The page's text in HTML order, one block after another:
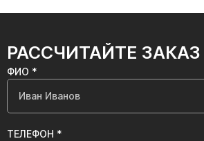
РАССЧИТАЙТЕ ЗАКАЗ
ФИО *
ТЕЛЕФОН *